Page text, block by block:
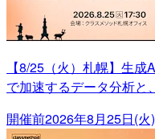
【8/25（火）札幌】生
で加速するデータ分析と
開催前2026年8月25日(火